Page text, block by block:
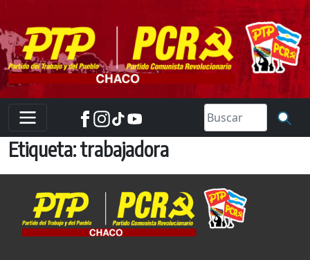
to
content
Etiqueta:trabajadora